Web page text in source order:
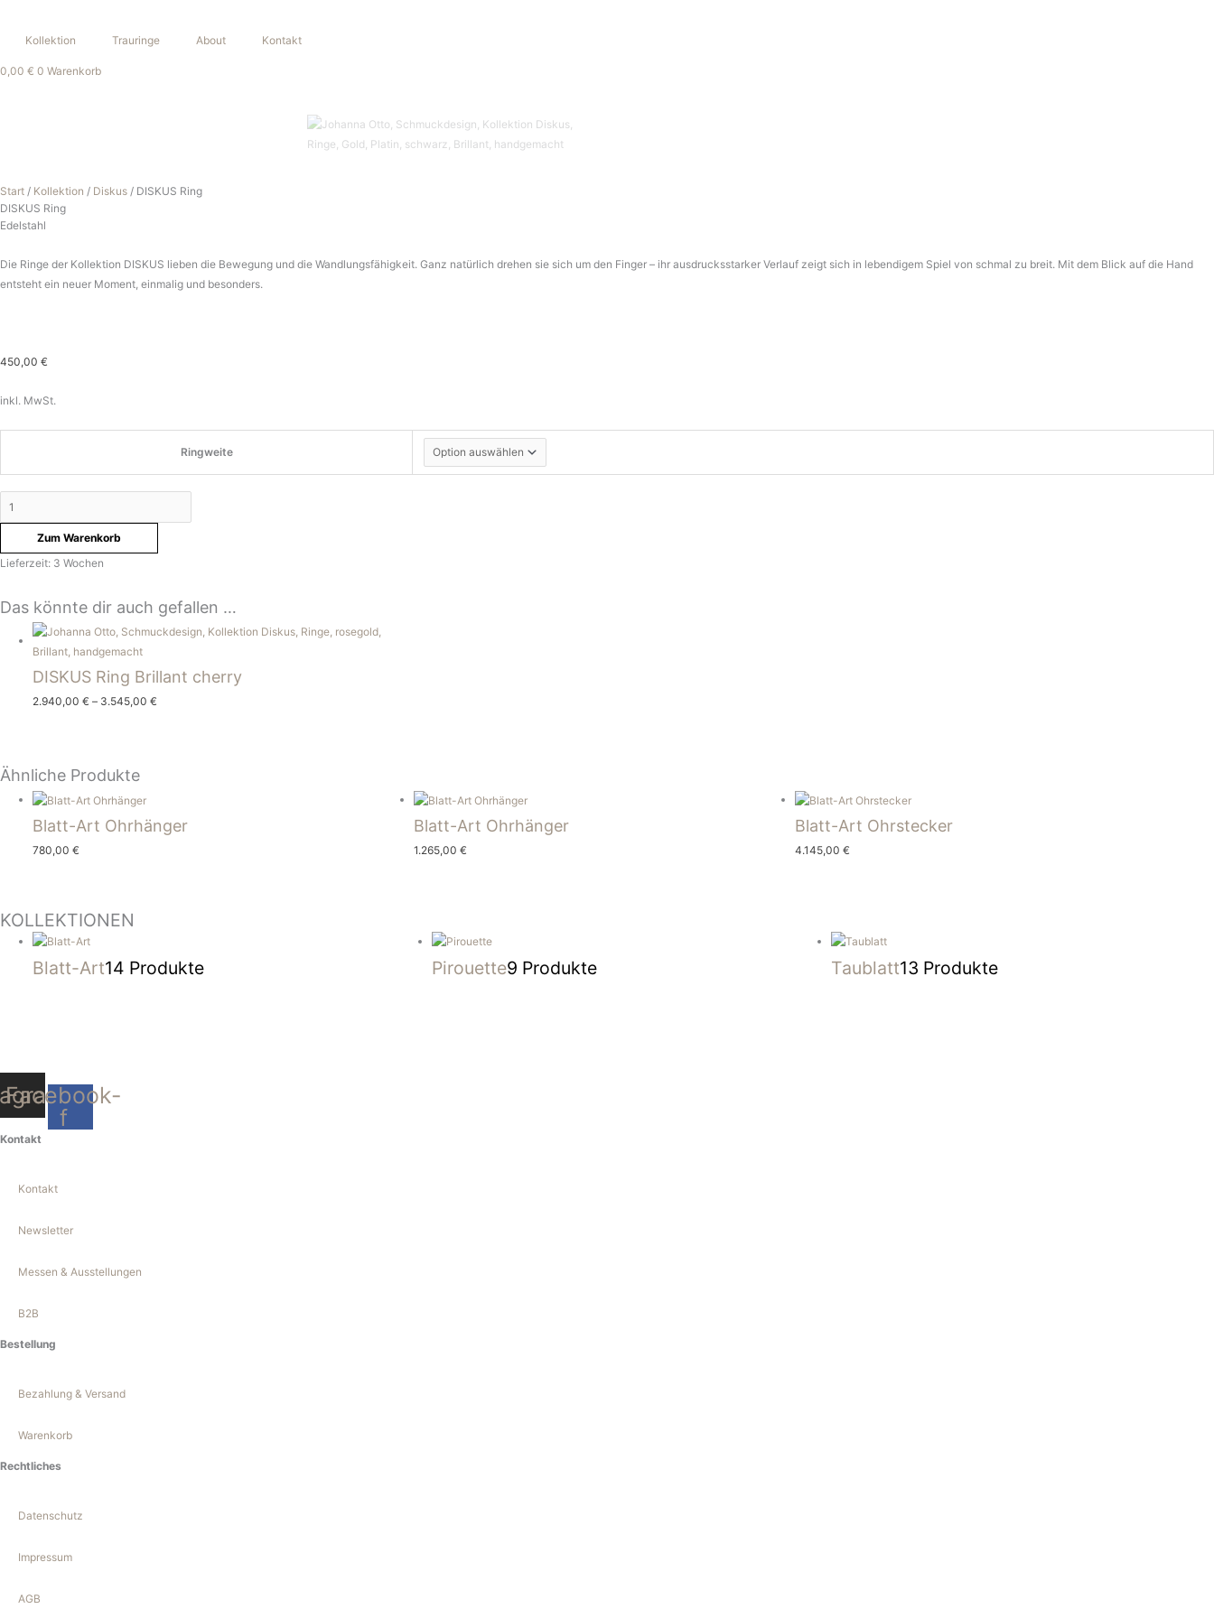
springen
Kollektion Trauringe About Kontakt
0,00 € 0 Warenkorb
Start / Kollektion / Diskus / DISKUS Ring
DISKUS Ring
Edelstahl
Die Ringe der Kollektion DISKUS lieben die Bewegung und die Wandlungsfähigkeit. Ganz natürlich drehen sie sich um den Finger – ihr ausdrucksstarker Verlauf zeigt sich in lebendigem Spiel von schmal zu breit. Mit dem Blick auf die Hand
entsteht ein neuer Moment, einmalig und besonders.
450,00 €
inkl. MwSt.
Ringweite
Zum Warenkorb
Lieferzeit: 3 Wochen
Das könnte dir auch gefallen …
DISKUS Ring Brillant cherry
2.940,00 € – 3.545,00 €
Ähnliche Produkte
Blatt-Art Ohrhänger
780,00 €
Blatt-Art Ohrhänger
1.265,00€
Blatt-Art Ohrstecker
4.145,00€
KOLLEKTIONEN
Blatt-Art14 Produkte Pirouette9 Produkte Taublatt13 Produkte
Facebook-
f
Kontakt
Kontakt
Newsletter
Messen & Ausstellungen
B2B
Bestellung
Bezahlung & Versand
Warenkorb
Rechtliches
Datenschutz
Impressum
AGB